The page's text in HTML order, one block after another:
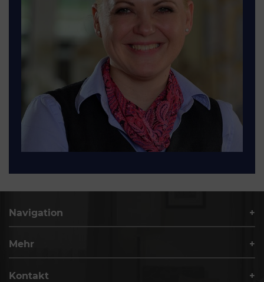
Navigation
Mehr
Kontakt